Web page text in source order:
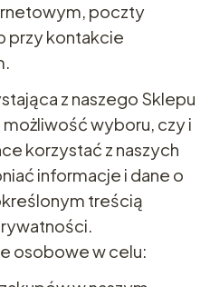
poczty
przy kontakcie
z naszego Sklepu
wyboru, czy i
korzystać z naszych
informacje i dane o
treścią
osobowe w celu: